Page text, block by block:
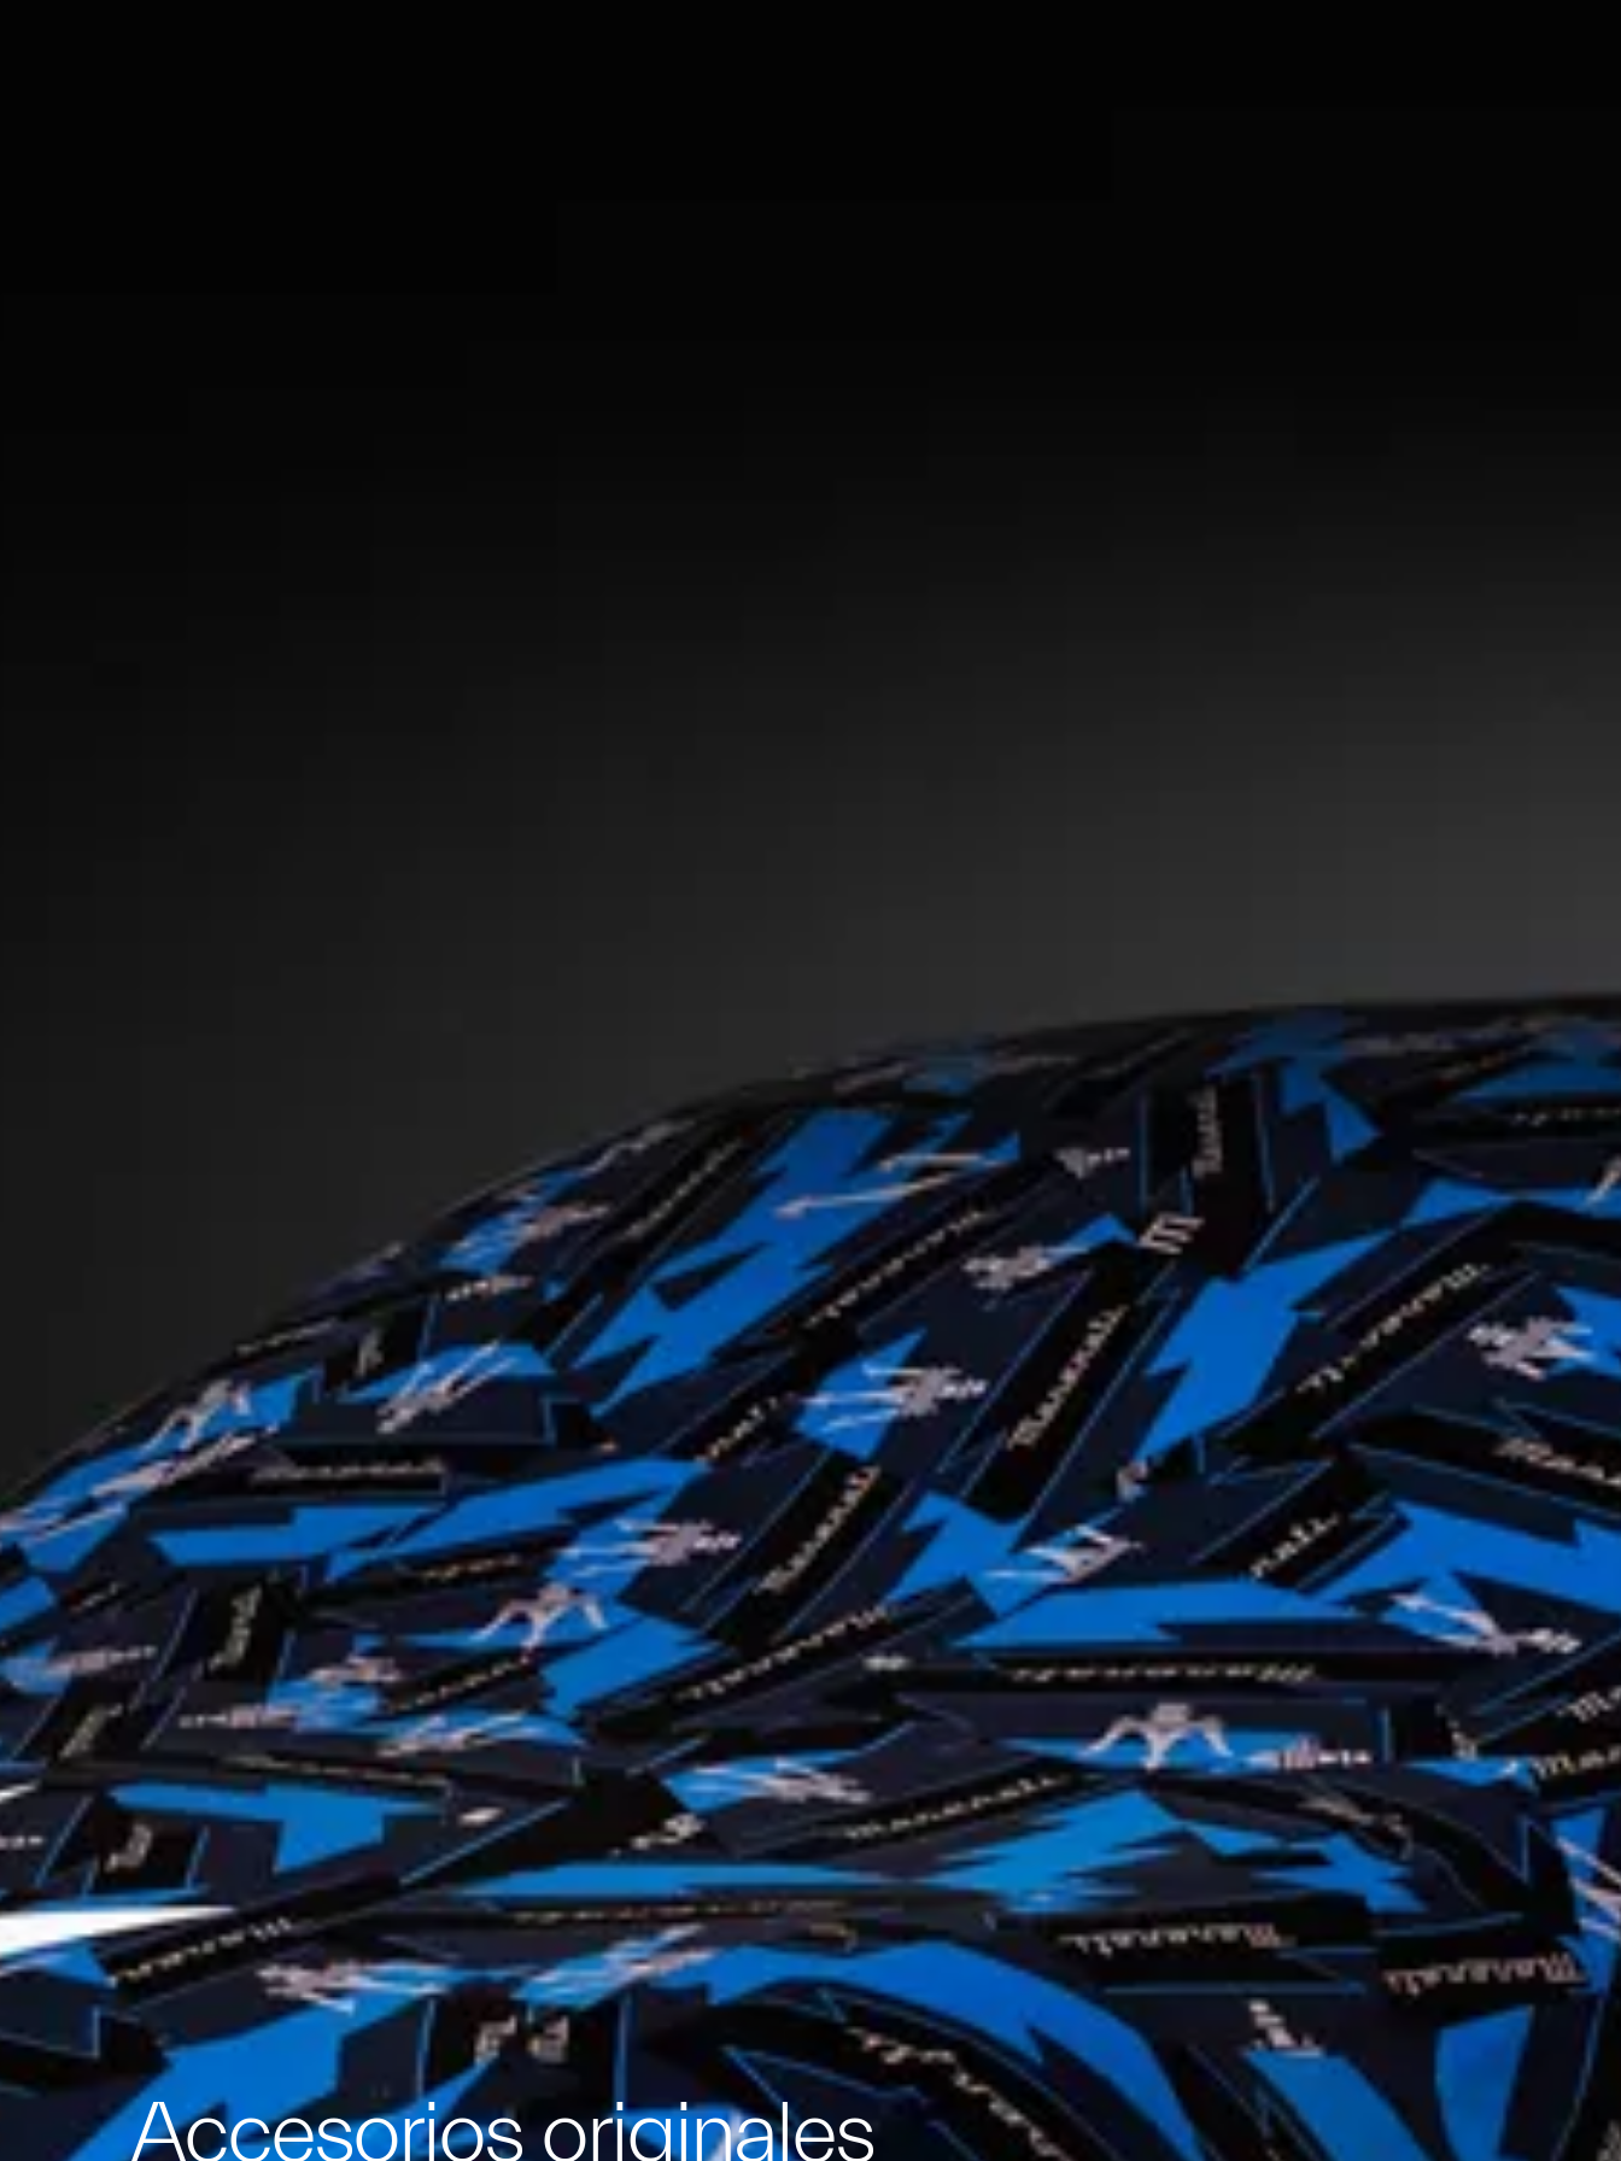
Accesorios originales